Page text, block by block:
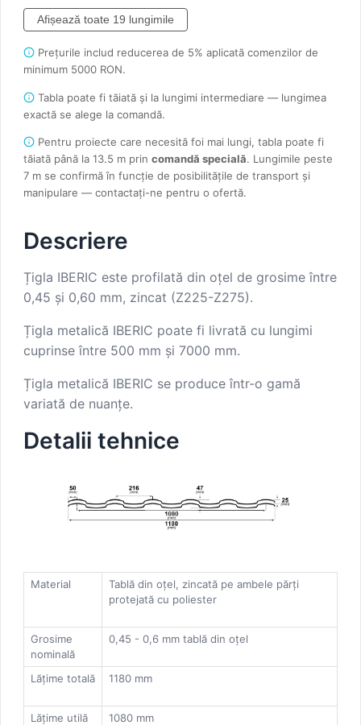
Afișează toate 19 lungimile
Prețurile includ reducerea de 5% aplicată comenzilor de
minimum 5000 RON.
Tabla poate fi tăiată și la lungimi intermediare — lungimea
exactă se alege la comandă.
Pentru proiecte care necesită foi mai lungi, tabla poate fi
tăiată până la 13.5 m prin comandă specială. Lungimile peste
7 m se confirmă în funcție de posibilitățile de transport și
manipulare — contactați-ne pentru o ofertă.
Descriere
Țigla IBERIC este profilată din oțel de grosime între
0,45 și 0,60 mm, zincat (Z225-Z275).
Țigla metalică IBERIC poate fi livrată cu lungimi
cuprinse între 500 mm și 7000 mm.
Țigla metalică IBERIC se produce într-o gamă
variată de nuanțe.
Detalii tehnice
Material
Tablă din oțel, zincată pe ambele părți
protejată cu poliester
Grosime
nominală
0,45 - 0,6 mm tablă din oțel
Lățime totală 1180 mm
Lățime utilă
1080 mm